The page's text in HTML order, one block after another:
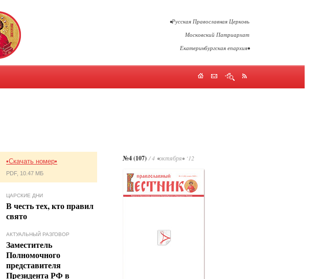
•Русская Православная Церковь
Московский Патриархат
Екатеринбургская епархия•
•Скачать номер•
PDF, 10.47 МБ
ЦАРСКИЕ ДНИ
В честь тех, кто правил
свято
АКТУАЛЬНЫЙ РАЗГОВОР
Заместитель
Полномочного
представителя
Президента РФ в
№4 (107) / 4 •октября• ‘12